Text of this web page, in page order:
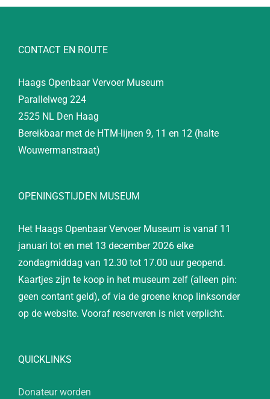
CONTACT EN ROUTE
Haags Openbaar Vervoer Museum
Parallelweg 224
2525 NL Den Haag
Bereikbaar met de HTM-lijnen 9, 11 en 12 (halte
Wouwermanstraat)
OPENINGSTIJDEN MUSEUM
Het Haags Openbaar Vervoer Museum is vanaf 11
januari tot en met 13 december 2026 elke
zondagmiddag van 12.30 tot 17.00 uur geopend.
Kaartjes zijn te koop in het museum zelf (alleen pin:
geen contant geld), of via de groene knop linksonder
op de website. Vooraf reserveren is niet verplicht.
QUICKLINKS
Donateur worden